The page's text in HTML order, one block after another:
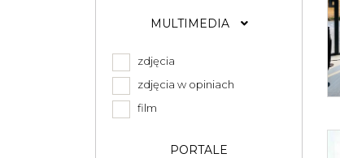
MULTIMEDIA
zdjęcia
zdjęcia w opiniach
film
PORTALE